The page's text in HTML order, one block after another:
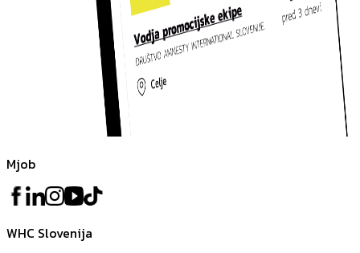
Mjob
WHC Slovenija